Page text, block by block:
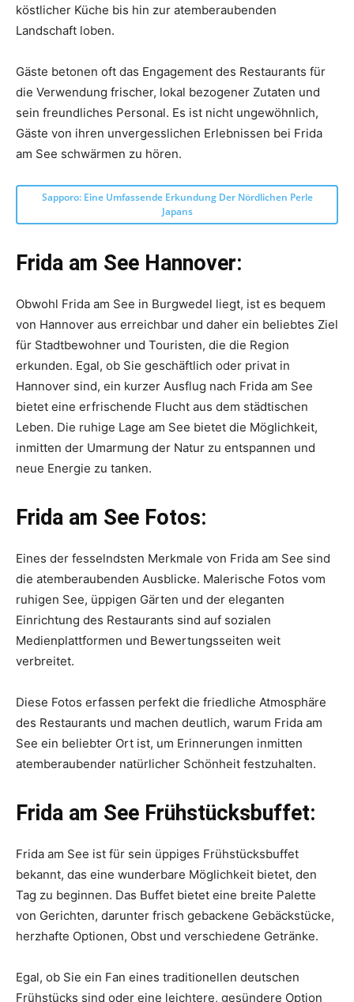
köstlicher Küche bis hin zur atemberaubenden
Landschaft loben.
Gäste betonen oft das Engagement des Restaurants für
die Verwendung frischer, lokal bezogener Zutaten und
sein freundliches Personal. Es ist nicht ungewöhnlich,
Gäste von ihren unvergesslichen Erlebnissen bei Frida
am See schwärmen zu hören.
Sapporo: Eine Umfassende Erkundung Der Nördlichen Perle
Japans
Frida am See Hannover:
Obwohl Frida am See in Burgwedel liegt, ist es bequem
von Hannover aus erreichbar und daher ein beliebtes Ziel
für Stadtbewohner und Touristen, die die Region
erkunden. Egal, ob Sie geschäftlich oder privat in
Hannover sind, ein kurzer Ausflug nach Frida am See
bietet eine erfrischende Flucht aus dem städtischen
Leben. Die ruhige Lage am See bietet die Möglichkeit,
inmitten der Umarmung der Natur zu entspannen und
neue Energie zu tanken.
Frida am See Fotos:
Eines der fesselndsten Merkmale von Frida am See sind
die atemberaubenden Ausblicke. Malerische Fotos vom
ruhigen See, üppigen Gärten und der eleganten
Einrichtung des Restaurants sind auf sozialen
Medienplattformen und Bewertungsseiten weit
verbreitet.
Diese Fotos erfassen perfekt die friedliche Atmosphäre
des Restaurants und machen deutlich, warum Frida am
See ein beliebter Ort ist, um Erinnerungen inmitten
atemberaubender natürlicher Schönheit festzuhalten.
Frida am See Frühstücksbuffet:
Frida am See ist für sein üppiges Frühstücksbuffet
bekannt, das eine wunderbare Möglichkeit bietet, den
Tag zu beginnen. Das Buffet bietet eine breite Palette
von Gerichten, darunter frisch gebackene Gebäckstücke,
herzhafte Optionen, Obst und verschiedene Getränke.
Egal, ob Sie ein Fan eines traditionellen deutschen
Frühstücks sind oder eine leichtere, gesündere Option